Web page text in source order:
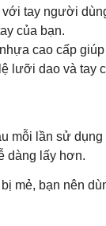
tay người
của bạn.
cao cấp
lưỡi dao và tay
mỗi lần sử
dàng lấy hơn.
mẻ, bạn nên